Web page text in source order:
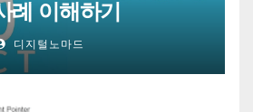
례 이해하기
디지털노마드